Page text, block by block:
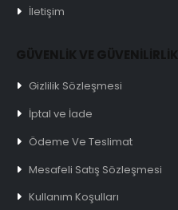
İletişim
GÜVENLİK VE GÜVENİLİRLİK
Gizlilik Sözleşmesi
İptal ve İade
Ödeme Ve Teslimat
Mesafeli Satış Sözleşmesi
Kullanım Koşulları